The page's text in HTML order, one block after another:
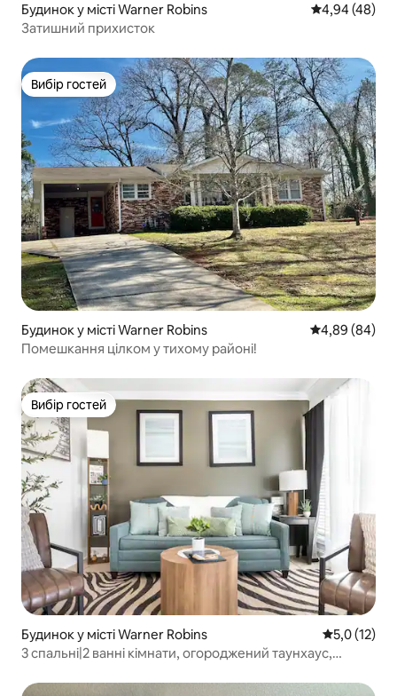
Будинок у місті Warner Robins Середня
4,94 (48)
Затишний прихисток
Вибір гостей
Вибір гостей
Будинок у місті Warner Robins Середня
4,89 (84)
Помешкання цілком у тихому районі!
Вибір гостей
Вибір гостей
Будинок у місті Warner Robins Середня
5,0 (12)
3 спальні|2 ванні кімнати, огороджений таунхаус,